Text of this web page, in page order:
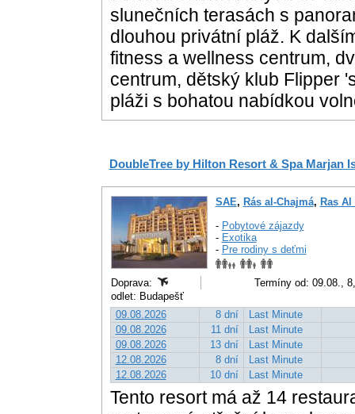
slunečních terasách s
dlouhou privátní pláž. K
fitness a wellness centrum,
centrum, dětský klub Flipper
pláži s bohatou nabídkou
DoubleTree by Hilton Resort & Spa Marjan
SAE, Rás al-Chajmá, Ras
- Pobytové zájazdy
- Exotika
- Pre rodiny s deťmi
Doprava:
Termíny od: 09.08.,
odlet: Budapešť
09.08.2026
8 dní
Last Minute
09.08.2026
11 dní
Last Minute
09.08.2026
13 dní
Last Minute
12.08.2026
8 dní
Last Minute
12.08.2026
10 dní Last Minute
Tento resort má až 14